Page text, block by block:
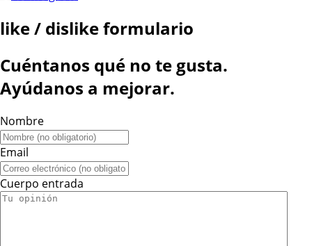
like / dislike formulario
Cuéntanos qué no te gusta.
Ayúdanos a mejorar.
Nombre
Email
Cuerpo entrada